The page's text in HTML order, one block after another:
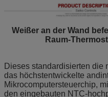
Weißer an der Wand
Raum-
Dieses standardisierten die
das höchstentwickelte
Mikrocomputersteuerchip,
den eingebauten NTC-